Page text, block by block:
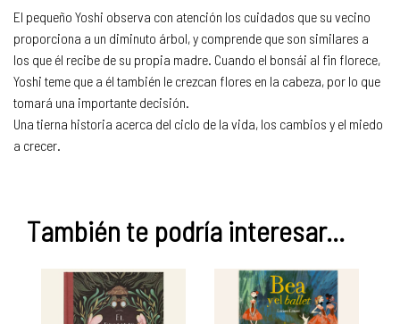
El pequeño Yoshi observa con atención los cuidados que su vecino
proporciona a un diminuto árbol, y comprende que son similares a
los que él recibe de su propia madre. Cuando el bonsái al fin florece,
Yoshi teme que a él también le crezcan flores en la cabeza, por lo que
tomará una importante decisión.
Una tierna historia acerca del ciclo de la vida, los cambios y el miedo
a crecer.
También te podría interesar...